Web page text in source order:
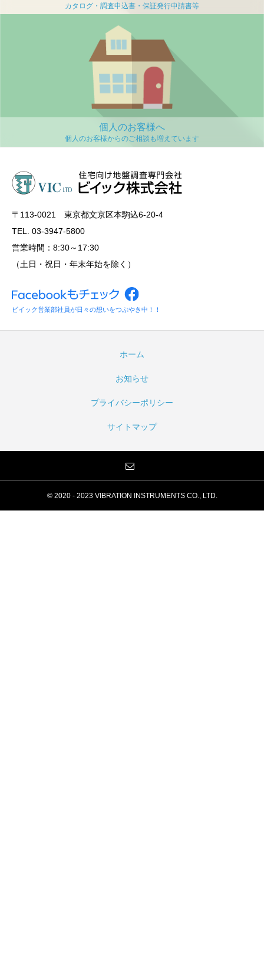
個人のお客様へ
〒113‐0021 東京都文京区本駒込6-20-4
TEL. 03-3947-5800
営業時間：8:30～17:30
（土日・祝日・年末年始を除く）
ビイック営業部社員が日々の想いをつぶやき中！！
ホーム
お知らせ
プライバシーポリシー
サイトマップ
© 2020 - 2023 VIBRATION INSTRUMENTS CO., LTD.